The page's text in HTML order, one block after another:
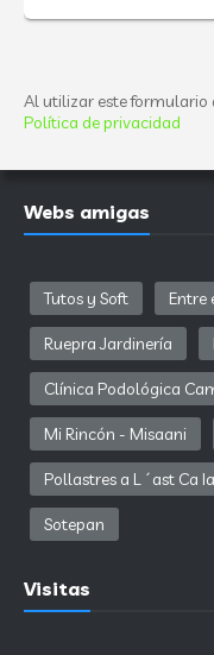
Al utilizar este formulario
Política de privacidad
Webs amigas
Tutos y Soft Entre
Ruepra Jardinería
Clínica Podológica
Mi Rincón - Misaani
Pollastres a L´ast Ca
Sotepan
Visitas